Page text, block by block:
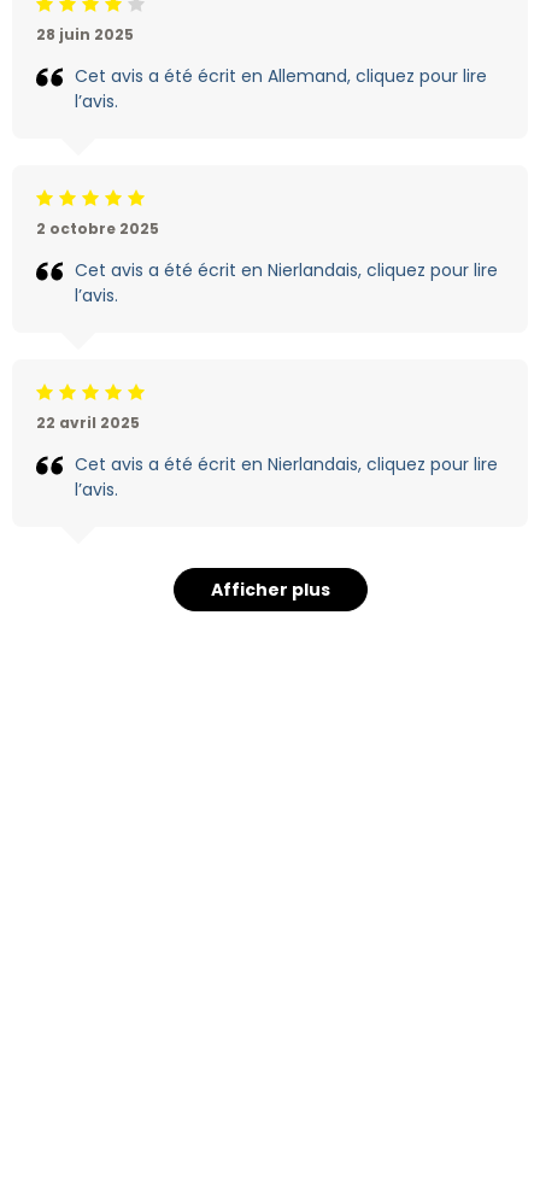
Jugement:4 /5
28 juin 2025
Cet avis a été écrit en Allemand, cliquez pour lire
l’avis.
Jugement:5 /5
2 octobre 2025
Cet avis a été écrit en Nierlandais, cliquez pour lire
l’avis.
Jugement:5 /5
22 avril 2025
Cet avis a été écrit en Nierlandais, cliquez pour lire
l’avis.
Afficher plus